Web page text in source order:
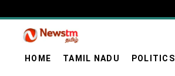
HOME TAMIL NADU POLITICS